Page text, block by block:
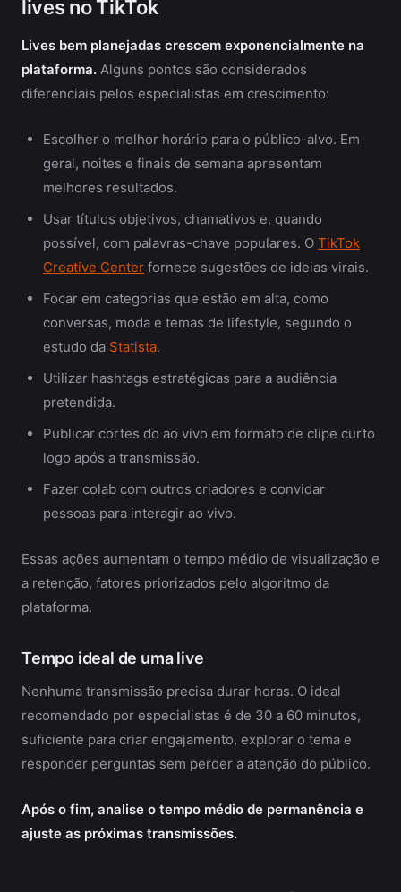
lives no TikTok
Lives bem planejadas crescem exponencialmente na
plataforma. Alguns pontos são considerados
diferenciais pelos especialistas em crescimento:
Escolher o melhor horário para o público-alvo. Em
geral, noites e finais de semana apresentam
melhores resultados.
Usar títulos objetivos, chamativos e, quando
possível, com palavras-chave populares. O TikTok
Creative Center fornece sugestões de ideias virais.
Focar em categorias que estão em alta, como
conversas, moda e temas de lifestyle, segundo o
estudo da Statista.
Utilizar hashtags estratégicas para a audiência
pretendida.
Publicar cortes do ao vivo em formato de clipe curto
logo após a transmissão.
Fazer colab com outros criadores e convidar
pessoas para interagir ao vivo.
Essas ações aumentam o tempo médio de visualização e
a retenção, fatores priorizados pelo algoritmo da
plataforma.
Tempo ideal de uma live
Nenhuma transmissão precisa durar horas. O ideal
recomendado por especialistas é de 30 a 60 minutos,
suficiente para criar engajamento, explorar o tema e
responder perguntas sem perder a atenção do público.
Após o fim, analise o tempo médio de permanência e
ajuste as próximas transmissões.